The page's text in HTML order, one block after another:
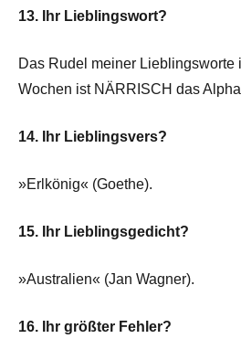
13. Ihr Lieblingswort?
Das Rudel meiner Lieblingsworte
Wochen ist NÄRRISCH das
14. Ihr Lieblingsvers?
»Erlkönig« (Goethe).
15. Ihr Lieblingsgedicht?
»Australien« (Jan Wagner).
16. Ihr größter Fehler?